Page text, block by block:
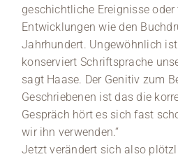
geschichtliche Ereignisse
Entwicklungen wie den
Jahrhundert. Ungewöhnlich
konserviert Schriftsprache
sagt Haase. Der Genitiv zum
Geschriebenen ist das die
Gespräch hört es sich fast
wir ihn verwenden.“
Jetzt verändert sich also